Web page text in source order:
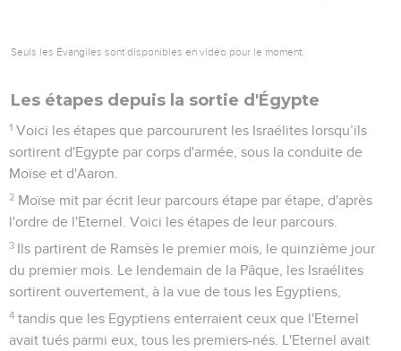
34 Ils partirent de Jothbatha et campèrent à Abrona.
36
Ils partirent d'Etsjon-Guéber et campèrent dans le désert
de Tsin, c'est-à-dire à Kadès.
37 Ils partirent de Kadès et campèrent au mont Hor, à
l'extrémité du pays d'Edom.
38 Le prêtre Aaron monta sur le mont Hor, suivant l'ordre de
l'Eternel, et il y mourut. C’était la quarantième année après
que les Israélites étaient sortis d'Egypte, le premier jour du
cinquième mois.
39 Aaron était âgé de 123 ans lorsqu'il mourut sur le mont
Hor.
40 Le roi d'Arad, un Cananéen qui habitait le sud du pays de